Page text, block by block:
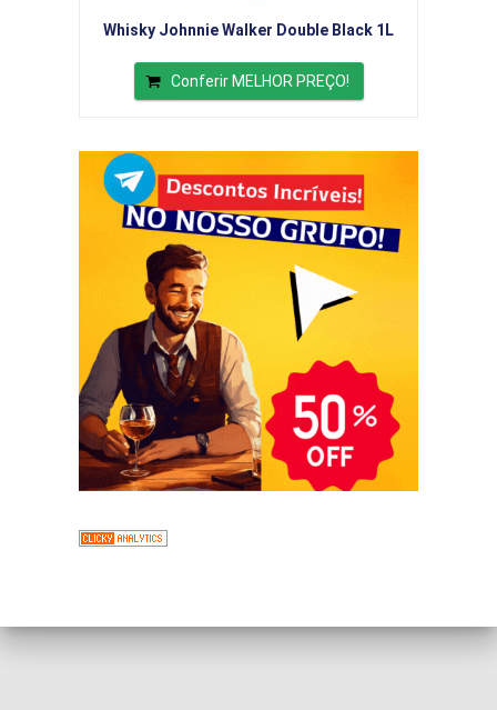
Whisky Johnnie Walker Double Black 1L
Conferir MELHOR PREÇO!